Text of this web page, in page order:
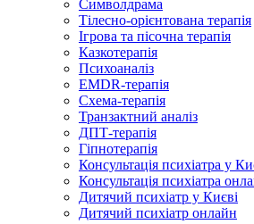
Символдрама
Тілесно-орієнтована терапія
Ігрова та пісочна терапія
Казкотерапія
Психоаналіз
EMDR-терапія
Схема-терапія
Транзактний аналіз
ДПТ-терапія
Гіпнотерапія
Консультація психіатра у
Консультація психіатра
Дитячий психіатр у Києві
Дитячий психіатр онлайн